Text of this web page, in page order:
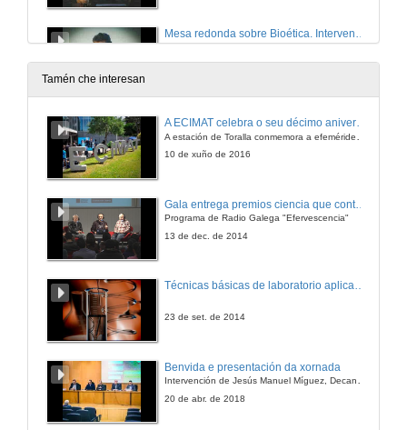
4 de abr. de 2017
Tamén che interesan
A ECIMAT celebra o seu décimo aniversario
10 de xuño de 2016
Programa de Radio Galega "Efervescencia"
13 de dec. de 2014
Técnicas básicas de laboratorio aplicadas á bioloxía
23 de set. de 2014
Benvida e presentación da xornada
Intervención de Jesús Manuel Míguez, Decano da Facultade de Bioloxía
20 de abr. de 2018